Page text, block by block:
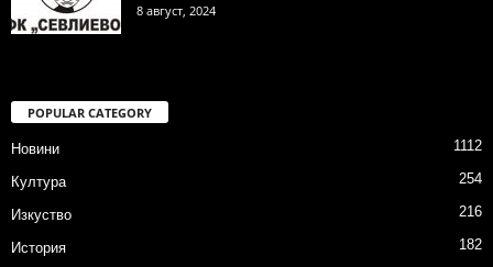
8 август, 2024
POPULAR CATEGORY
Новини 1112
Култура 254
Изкуство 216
История 182